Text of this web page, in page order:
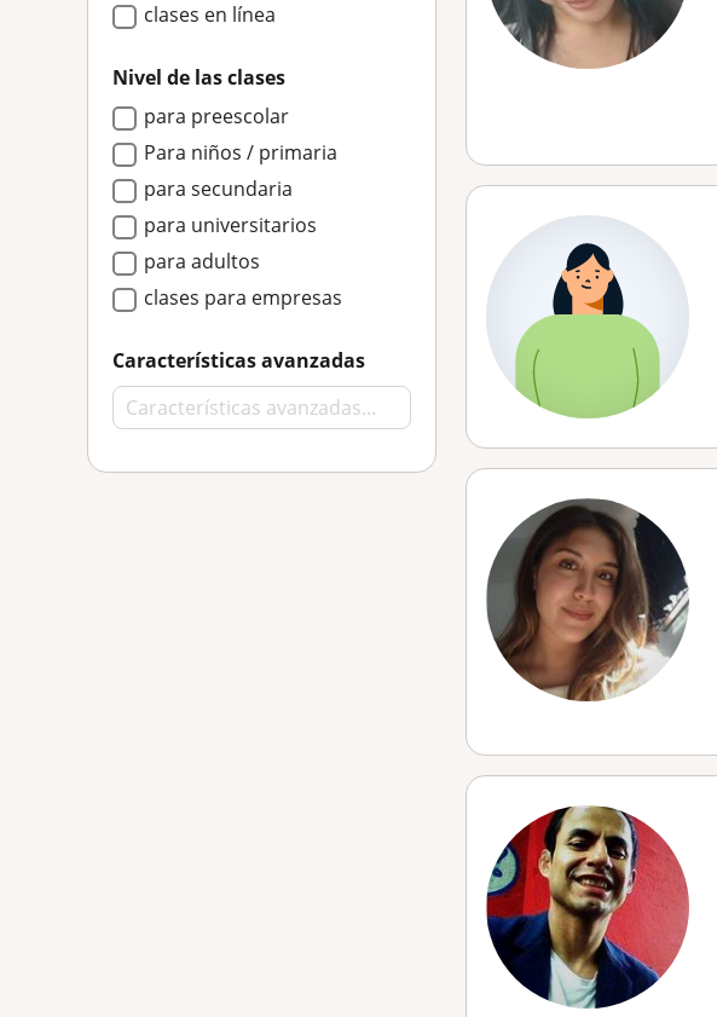
clases en línea
Nivel de las clases
para preescolar
Para niños / primaria
para secundaria
para universitarios
para adultos
clases para empresas
Características avanzadas